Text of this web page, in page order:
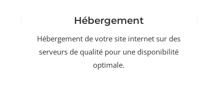
Hébergement
Hébergement de votre site internet sur des
serveurs de qualité pour une disponibilité
optimale.